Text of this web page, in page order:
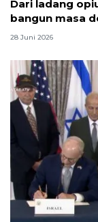
Dari ladang
bangun masa
28 Juni 2026